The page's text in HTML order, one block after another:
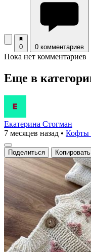
0 0 комментариев
Пока нет комментариев
Еще в
Екатерина Стогман
7 месяцев назад • Кофты
Поделиться